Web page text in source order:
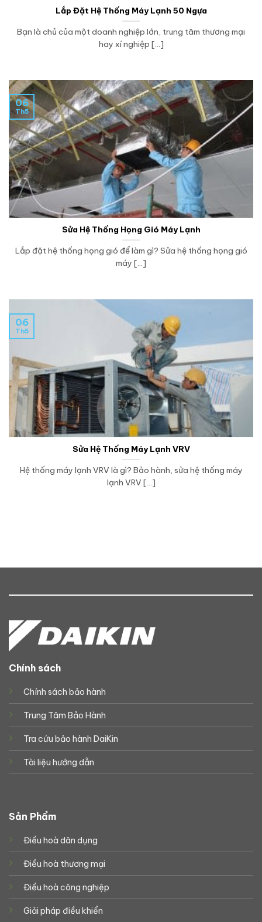
Lắp Đặt Hệ Thống Máy Lạnh 50 Ngựa
Bạn là chủ của một doanh nghiệp lớn, trung tâm thương mại
hay xí nghiệp [...]
Sửa Hệ Thống Họng Gió Máy Lạnh
Lắp đặt hệ thống họng gió để làm gì? Sửa hệ thống họng gió
máy [...]
06
Th5
Sửa Hệ Thống Máy Lạnh VRV
Hệ thống máy lạnh VRV là gì? Bảo hành, sửa hệ thống máy
lạnh VRV [...]
06
Th5
Chính sách
Chính sách bảo hành
Trung Tâm Bảo Hành
Tra cứu bảo hành DaiKin
Tài liệu hướng dẫn
Sản Phẩm
Điều hoà dân dụng
Điều hoà thương mại
Điều hoà công nghiệp
Giải pháp điều khiển